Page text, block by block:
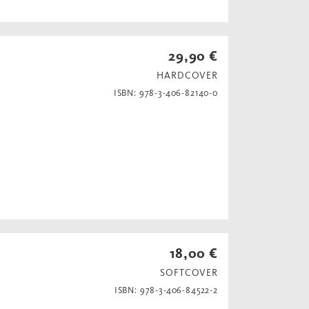
29,90 €
HARDCOVER
ISBN: 978-3-406-82140-0
18,00 €
SOFTCOVER
ISBN: 978-3-406-84522-2